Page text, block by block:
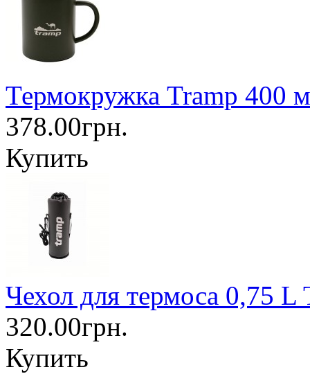
Термокружка Tramp 400
378.00грн.
Купить
Чехол для термоса 0,75
320.00грн.
Купить